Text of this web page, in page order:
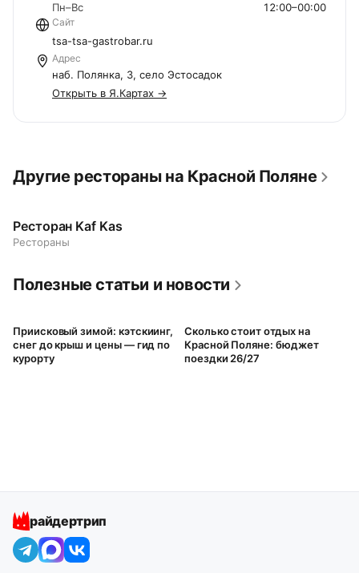
Пн–Вс 12:00–00:00
Сайт
tsa-tsa-gastrobar.ru
Адрес
наб. Полянка, 3, село Эстосадок
Открыть в Я.Картах →
Другие рестораны на Красной Поляне
Ресторан Kaf Kas
Рестораны
Полезные статьи и новости
Приисковый зимой: кэтскиинг,
снег до крыш и цены — гид по
курорту
Сколько стоит отдых на
Красной Поляне: бюджет
поездки 26/27
райдертрип